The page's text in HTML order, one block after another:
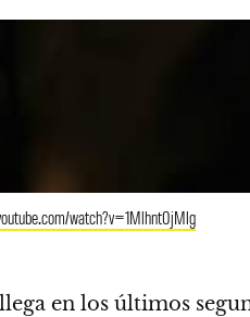
watch?v=1Mlhnt0jMlg
en los últimos